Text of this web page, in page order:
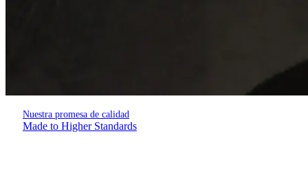
Nuestra promesa de calidad
Made to Higher Standards